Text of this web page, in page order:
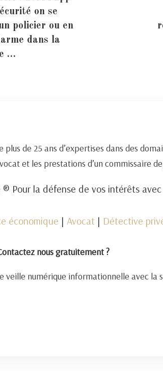
on se
policier ou en
dans la
…
de 25 ans d’expertises dans des
et les prestations d’un commissaire
® Pour la défense de vos intérêts
économique | Avocat | Détective
nous gratuitement ?
veille numérique informationnelle avec la